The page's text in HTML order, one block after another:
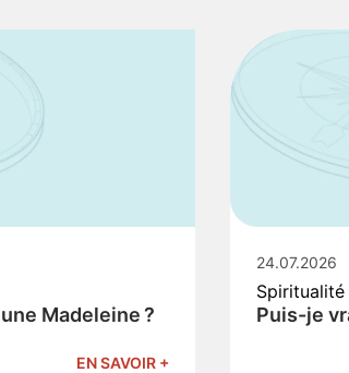
Madeleine ?
EN SAVOIR +
24.07.2026
Puis-je